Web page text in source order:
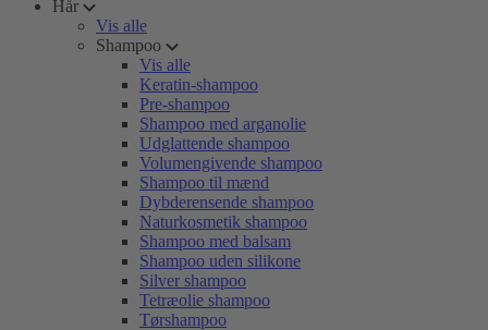
Hår
Vis alle
Shampoo
Vis alle
Keratin-shampoo
Pre-shampoo
Shampoo med arganolie
Udglattende shampoo
Volumengivende shampoo
Shampoo til mænd
Dybderensende shampoo
Naturkosmetik shampoo
Shampoo med balsam
Shampoo uden silikone
Silver shampoo
Tetræolie shampoo
Tørshampoo